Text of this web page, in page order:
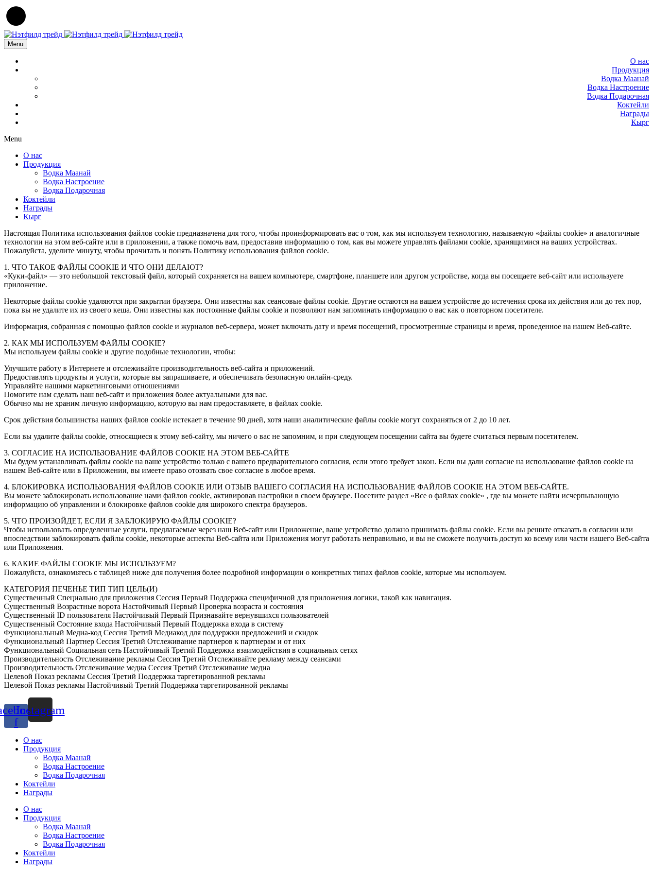
Menu
О нас
Продукция
Водка Маанай
Водка Настроение
Водка Подарочная
Коктейли
Награды
Кырг
Menu
О нас
Продукция
Водка Маанай
Водка Настроение
Водка Подарочная
Коктейли
Награды
Кырг
Настоящая Политика использования файлов cookie предназначена для того, чтобы проинформировать вас о том, как мы используем технологию, называемую «файлы cookie» и аналогичные
технологии на этом веб-сайте или в приложении, а также помочь вам, предоставив информацию о том, как вы можете управлять файлами cookie, хранящимися на ваших устройствах.
Пожалуйста, уделите минуту, чтобы прочитать и понять Политику использования файлов cookie.
1. ЧТО ТАКОЕ ФАЙЛЫ COOKIE И ЧТО ОНИ ДЕЛАЮТ?
«Куки-файл» — это небольшой текстовый файл, который сохраняется на вашем компьютере, смартфоне, планшете или другом устройстве, когда вы посещаете веб-сайт или используете
приложение.
Некоторые файлы cookie удаляются при закрытии браузера. Они известны как сеансовые файлы cookie. Другие остаются на вашем устройстве до истечения срока их действия или до тех пор,
пока вы не удалите их из своего кеша. Они известны как постоянные файлы cookie и позволяют нам запоминать информацию о вас как о повторном посетителе.
Информация, собранная с помощью файлов cookie и журналов веб-сервера, может включать дату и время посещений, просмотренные страницы и время, проведенное на нашем Веб-сайте.
2. КАК МЫ ИСПОЛЬЗУЕМ ФАЙЛЫ COOKIE?
Мы используем файлы cookie и другие подобные технологии, чтобы:
Улучшите работу в Интернете и отслеживайте производительность веб-сайта и приложений.
Предоставлять продукты и услуги, которые вы запрашиваете, и обеспечивать безопасную онлайн-среду.
Управляйте нашими маркетинговыми отношениями
Помогите нам сделать наш веб-сайт и приложения более актуальными для вас.
Обычно мы не храним личную информацию, которую вы нам предоставляете, в файлах cookie.
Срок действия большинства наших файлов cookie истекает в течение 90 дней, хотя наши аналитические файлы cookie могут сохраняться от 2 до 10 лет.
Если вы удалите файлы cookie, относящиеся к этому веб-сайту, мы ничего о вас не запомним, и при следующем посещении сайта вы будете считаться первым посетителем.
3. СОГЛАСИЕ НА ИСПОЛЬЗОВАНИЕ ФАЙЛОВ COOKIE НА ЭТОМ ВЕБ-САЙТЕ
Мы будем устанавливать файлы cookie на ваше устройство только с вашего предварительного согласия, если этого требует закон. Если вы дали согласие на использование файлов cookie на
нашем Веб-сайте или в Приложении, вы имеете право отозвать свое согласие в любое время.
4. БЛОКИРОВКА ИСПОЛЬЗОВАНИЯ ФАЙЛОВ COOKIE ИЛИ ОТЗЫВ ВАШЕГО СОГЛАСИЯ НА ИСПОЛЬЗОВАНИЕ ФАЙЛОВ COOKIE НА ЭТОМ ВЕБ-САЙТЕ.
Вы можете заблокировать использование нами файлов cookie, активировав настройки в своем браузере. Посетите раздел «Все о файлах cookie» , где вы можете найти исчерпывающую
информацию об управлении и блокировке файлов cookie для широкого спектра браузеров.
5. ЧТО ПРОИЗОЙДЕТ, ЕСЛИ Я ЗАБЛОКИРУЮ ФАЙЛЫ COOKIE?
Чтобы использовать определенные услуги, предлагаемые через наш Веб-сайт или Приложение, ваше устройство должно принимать файлы cookie. Если вы решите отказать в согласии или
впоследствии заблокировать файлы cookie, некоторые аспекты Веб-сайта или Приложения могут работать неправильно, и вы не сможете получить доступ ко всему или части нашего Веб-сайта
или Приложения.
6. КАКИЕ ФАЙЛЫ COOKIE МЫ ИСПОЛЬЗУЕМ?
Пожалуйста, ознакомьтесь с таблицей ниже для получения более подробной информации о конкретных типах файлов cookie, которые мы используем.
КАТЕГОРИЯ ПЕЧЕНЬЕ ТИП ТИП ЦЕЛЬ(И)
Существенный Специально для приложения Сессия Первый Поддержка специфичной для приложения логики, такой как навигация.
Существенный Возрастные ворота Настойчивый Первый Проверка возраста и состояния
Существенный ID пользователя Настойчивый Первый Признавайте вернувшихся пользователей
Существенный Состояние входа Настойчивый Первый Поддержка входа в систему
Функциональный Медиа-код Сессия Третий Медиакод для поддержки предложений и скидок
Функциональный Партнер Сессия Третий Отслеживание партнеров к партнерам и от них
Функциональный Социальная сеть Настойчивый Третий Поддержка взаимодействия в социальных сетях
Производительность Отслеживание рекламы Сессия Третий Отслеживайте рекламу между сеансами
Производительность Отслеживание медиа Сессия Третий Отслеживание медиа
Целевой Показ рекламы Сессия Третий Поддержка таргетированной рекламы
Целевой Показ рекламы Настойчивый Третий Поддержка таргетированной рекламы
f
Instagram
О нас
Продукция
Водка Маанай
Водка Настроение
Водка Подарочная
Коктейли
Награды
О нас
Продукция
Водка Маанай
Водка Настроение
Водка Подарочная
Коктейли
Награды